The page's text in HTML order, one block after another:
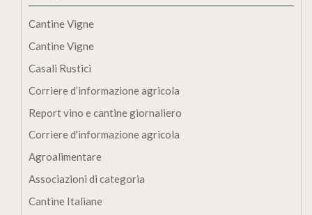
Cantine Vigne
Cantine Vigne
Casali Rustici
Corriere d’informazione agricola
Report vino e cantine giornaliero
Corriere d'informazione agricola
Agroalimentare
Associazioni di categoria
Cantine Italiane